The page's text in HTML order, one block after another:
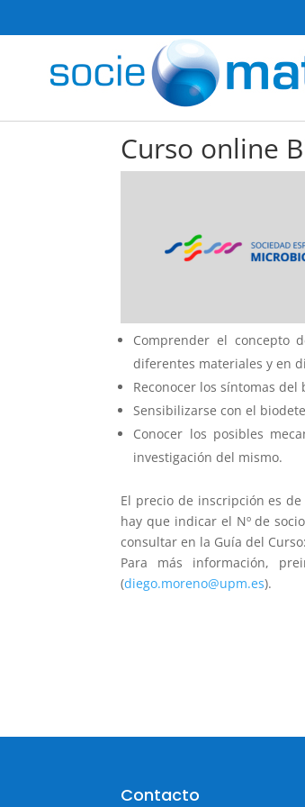
Curso online
Comprender el concepto
diferentes materiales y en
Reconocer los síntomas
Sensibilizarse con el
Conocer los posibles
investigación del mismo.
El precio de inscripción es
hay que indicar el Nº de
consultar en la Guía del Curso:
Para más información,
(diego.moreno@upm.es).
Contacto